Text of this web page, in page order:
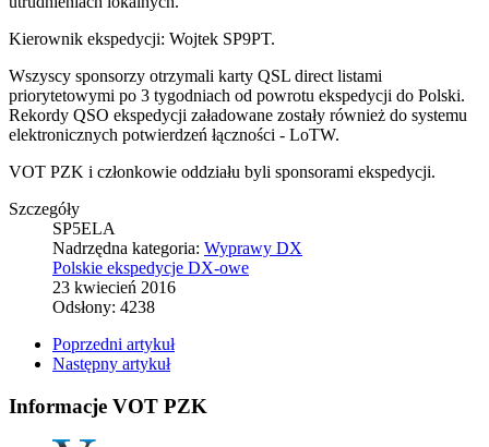
Kierownik ekspedycji: Wojtek SP9PT.
Wszyscy sponsorzy otrzymali karty QSL direct listami
priorytetowymi po 3 tygodniach od powrotu ekspedycji do Polski.
Rekordy QSO ekspedycji załadowane zostały również do systemu
elektronicznych potwierdzeń łączności - LoTW.
VOT PZK i członkowie oddziału byli sponsorami ekspedycji.
Szczegóły
SP5ELA
Nadrzędna kategoria: Wyprawy DX
Polskie ekspedycje DX-owe
23 kwiecień 2016
Odsłony: 4238
Poprzedni artykuł
Następny artykuł
Informacje VOT PZK